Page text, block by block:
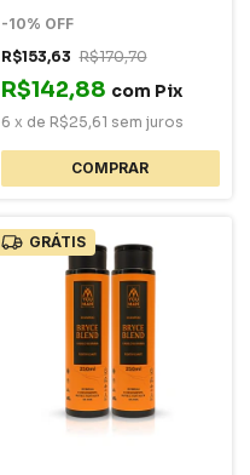
-10% OFF
R$153,63 R$170,70
R$142,88 com Pix
6 x de R$25,61 sem juros
GRÁTIS